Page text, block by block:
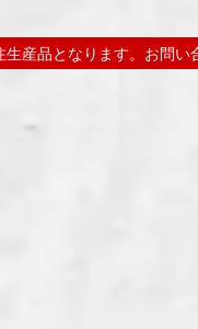
産品となります。お問い